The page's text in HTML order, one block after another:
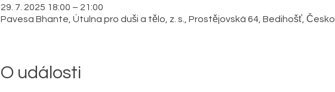
29. 7. 2025 18:00 – 21:00
Pavesa Bhante, Útulna pro duši a tělo, z. s., Prostějovská 64, Bedihošť, Česko
O události